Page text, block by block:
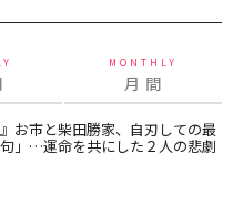
MONTHLY
月 間
』お市と柴田勝家、自刃しての最
」…運命を共にした２人の悲劇